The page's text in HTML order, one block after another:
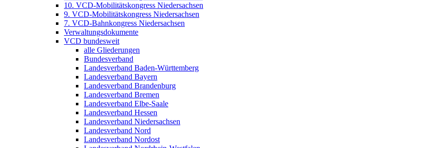
10. VCD-Mobilitätskongress Niedersachsen
9. VCD-Mobilitätskongress Niedersachsen
7. VCD-Bahnkongress Niedersachsen
Verwaltungsdokumente
VCD bundesweit
alle Gliederungen
Bundesverband
Landesverband Baden-Württemberg
Landesverband Bayern
Landesverband Brandenburg
Landesverband Bremen
Landesverband Elbe-Saale
Landesverband Hessen
Landesverband Niedersachsen
Landesverband Nord
Landesverband Nordost